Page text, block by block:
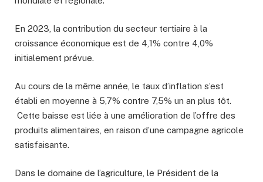
En 2023, la contribution du secteur tertiaire à la
croissance économique est de 4,1% contre 4,0%
initialement prévue.
Au cours de la même année, le taux d’inflation s’est
établi en moyenne à 5,7% contre 7,5% un an plus tôt.
Cette baisse est liée à une amélioration de l’offre des
produits alimentaires, en raison d’une campagne agricole
satisfaisante.
Dans le domaine de l’agriculture, le Président de la